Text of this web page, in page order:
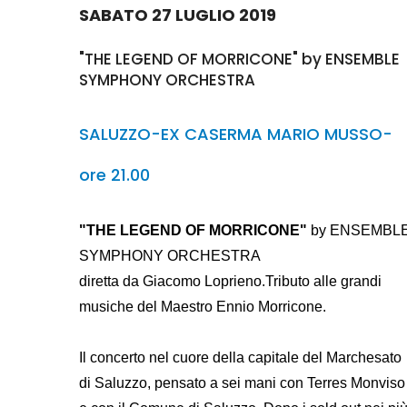
SABATO 27 LUGLIO 2019
"THE LEGEND OF MORRICONE" by ENSEMBLE
SYMPHONY ORCHESTRA
SALUZZO-EX CASERMA MARIO MUSSO-
ore 21.00
"THE LEGEND OF MORRICONE" by
SYMPHONY ORCHESTRA
diretta da Giacomo Loprieno.Tributo alle grandi
musiche del Maestro Ennio Morricone.
Il concerto nel cuore della capitale del Marchesato
di Saluzzo, pensato a sei mani con Terres Monviso